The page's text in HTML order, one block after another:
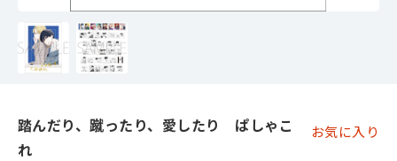
踏んだり、蹴ったり、愛したり ぱしゃこ
れ
お気に入り